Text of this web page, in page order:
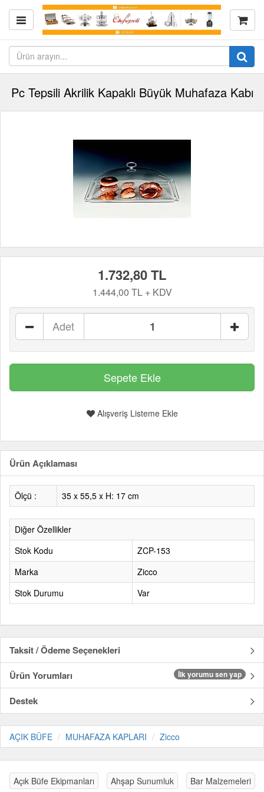
Pc Tepsili Akrilik Kapaklı Büyük Muhafaza Kabı
1.732,80 TL
1.444,00 TL + KDV
Adet
Alışveriş Listeme Ekle
Ürün Açıklaması
Ölçü : 35 x 55,5 x H: 17 cm
Diğer Özellikler
Stok Kodu
ZCP-153
Marka
Zicco
Stok Durumu
Var
Taksit / Ödeme Seçenekleri
Ürün Yorumları
İlk yorumu sen yap
Destek
AÇIK BÜFE MUHAFAZA KAPLARI Zicco
Açık Büfe Ekipmanları Ahşap Sunumluk Bar Malzemeleri